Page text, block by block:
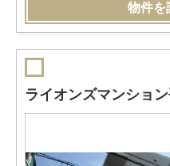
物件を
ライオンズマンショ